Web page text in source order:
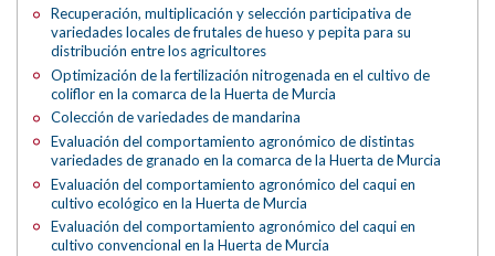
Recuperación, multiplicación y selección participativa de
variedades locales de frutales de hueso y pepita para su
distribución entre los agricultores
Optimización de la fertilización nitrogenada en el cultivo de
coliflor en la comarca de la Huerta de Murcia
Colección de variedades de mandarina
Evaluación del comportamiento agronómico de distintas
variedades de granado en la comarca de la Huerta de Murcia
Evaluación del comportamiento agronómico del caqui en
cultivo ecológico en la Huerta de Murcia
Evaluación del comportamiento agronómico del caqui en
cultivo convencional en la Huerta de Murcia